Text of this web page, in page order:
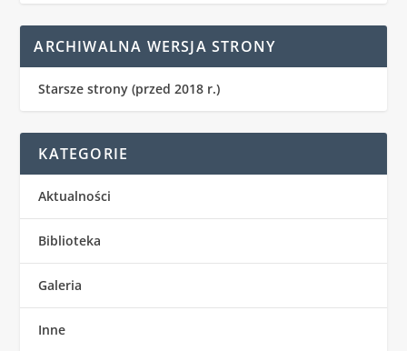
ARCHIWALNA WERSJA STRONY
Starsze strony (przed 2018 r.)
KATEGORIE
Aktualności
Biblioteka
Galeria
Inne